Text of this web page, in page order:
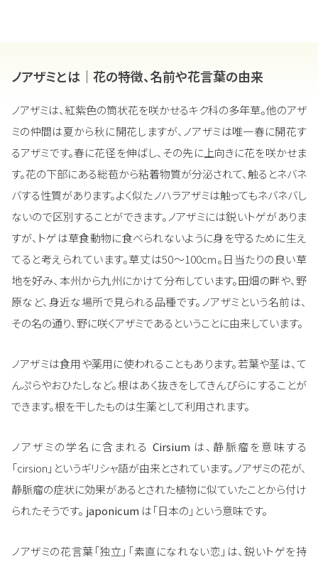
ノアザミとは｜花の特徴、名前や花言葉の由来
ノアザミは、紅紫色の筒状花を咲かせるキク科の多年草。他のアザ
ミの仲間は夏から秋に開花しますが、ノアザミは唯一春に開花す
るアザミです。春に花径を伸ばし、その先に上向きに花を咲かせま
す。花の下部にある総苞から粘着物質が分泌されて、触るとネバネ
バする性質があります。よく似たノハラアザミは触ってもネバネバし
ないので区別することができます。ノアザミには鋭いトゲがありま
すが、トゲは草食動物に食べられないように身を守るために生え
てると考えられています。草丈は50～100cm。日当たりの良い草
地を好み、本州から九州にかけて分布しています。田畑の畔や、野
原など、身近な場所で見られる品種です。ノアザミという名前は、
その名の通り、野に咲くアザミであるということに由来しています。
ノアザミは食用や薬用に使われることもあります。若葉や茎は、て
んぷらやおひたしなど。根はあく抜きをしてきんぴらにすることが
できます。根を干したものは生薬として利用されます。
ノアザミの学名に含まれる Cirsium は、静脈瘤を意味する
「cirsion」というギリシャ語が由来とされています。ノアザミの花が、
静脈瘤の症状に効果があるとされた植物に似ていたことから付け
られたそうです。 japonicum は「日本の」という意味です。
ノアザミの花言葉「独立」「素直になれない恋」は、鋭いトゲを持